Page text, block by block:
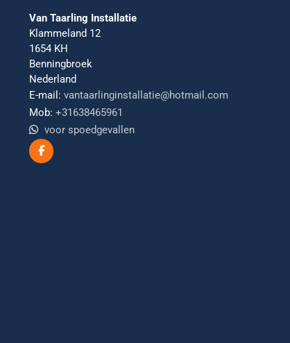
Van Taarling Installatie
Klammeland 12
1654 KH
Benningbroek
Nederland
E-mail: vantaarlinginstallatie@hotmail.com
Mob: +31638465961
voor spoedgevallen